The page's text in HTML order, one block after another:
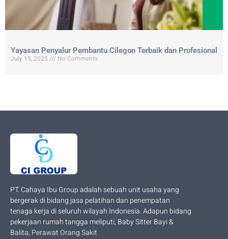
Yayasan Penyalur Pembantu Cilegon Terbaik dan Profesional
July 15, 2025
No Comments
PT. Cahaya Ibu Group adalah sebuah unit usaha yang
bergerak di bidang jasa pelatihan dan penempatan
tenaga kerja di seluruh wilayah Indonesia. Adapun bidang
pekerjaan rumah tangga meliputi, Baby Sitter Bayi &
Balita, Perawat Orang Sakit